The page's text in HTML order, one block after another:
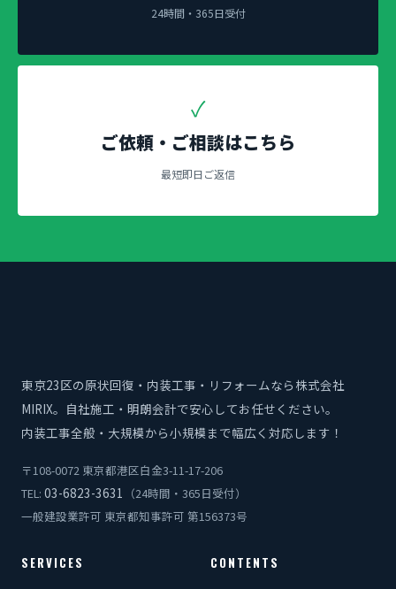
24時間・365日受付
✓
ご依頼・ご相談はこちら
最短即日ご返信
東京23区の原状回復・内装工事・リフォームなら株式会社
MIRIX。自社施工・明朗会計で安心してお任せください。
内装工事全般・大規模から小規模まで幅広く対応します！
〒108-0072 東京都港区白金3-11-17-206
TEL: 03-6823-3631
（24時間・365日受付）
一般建設業許可 東京都知事許可 第156373号
SERVICES CONTENTS